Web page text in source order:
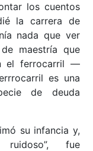
los cuentos
la carrera de
nada que ver
maestría que
el ferrocarril ––
es una
de deuda
su infancia y,
ruidoso”, fue